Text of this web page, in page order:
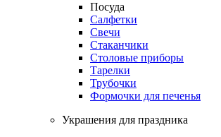
Посуда
Салфетки
Свечи
Стаканчики
Столовые приборы
Тарелки
Трубочки
Формочки для печенья
Украшения для праздника